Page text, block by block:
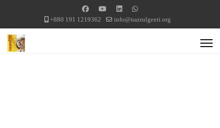
+880 191 1219362 info@nazrulgeeti.org